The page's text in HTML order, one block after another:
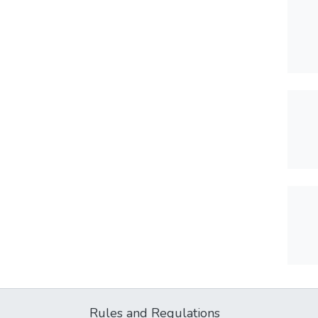
Rules and Regulations